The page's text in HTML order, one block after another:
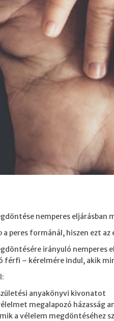
nemperes
a peres formánál, hiszen ezt
irányuló
férfi – kérelmére indul, akik
anyakönyvi kivonatot
megalapozó házasság
a vélelem megdöntéséhez